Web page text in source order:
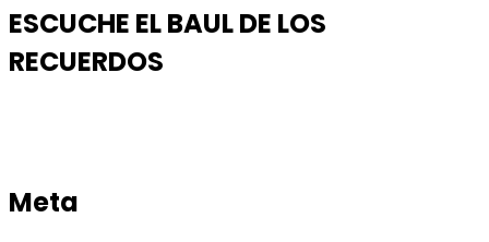
ESCUCHE EL BAUL DE LOS
RECUERDOS
Meta